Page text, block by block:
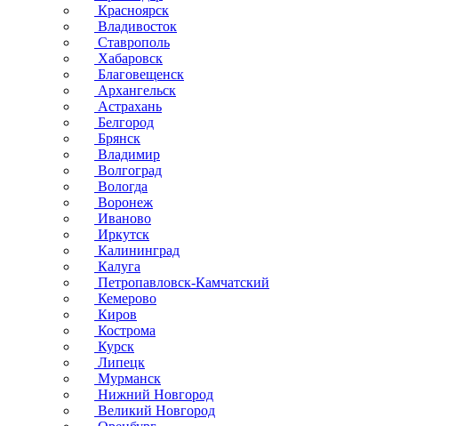
Красноярск
Владивосток
Ставрополь
Хабаровск
Благовещенск
Архангельск
Астрахань
Белгород
Брянск
Владимир
Волгоград
Вологда
Воронеж
Иваново
Иркутск
Калининград
Калуга
Петропавловск-Камчатский
Кемерово
Киров
Кострома
Курск
Липецк
Мурманск
Нижний Новгород
Великий Новгород